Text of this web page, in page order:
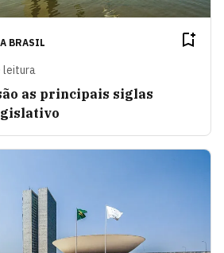
BRASIL
leitura
as principais siglas